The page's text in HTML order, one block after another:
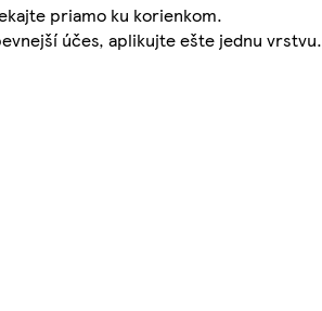
priamo ku korienkom.
účes, aplikujte ešte jednu vrstvu.